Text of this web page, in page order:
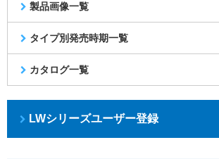
製品画像一覧
タイプ別発売時期一覧
カタログ一覧
LWシリーズユーザー登録